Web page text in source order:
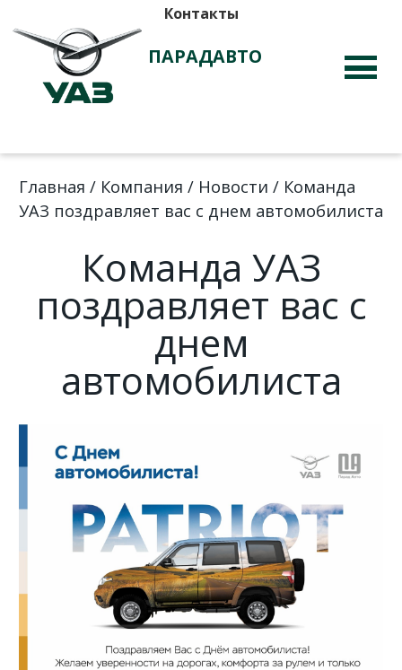
Контакты
ПАРАДАВТО
Главная / Компания / Новости / Команда
УАЗ поздравляет вас с днем автомобилиста
Команда УАЗ
поздравляет вас с
днем
автомобилиста